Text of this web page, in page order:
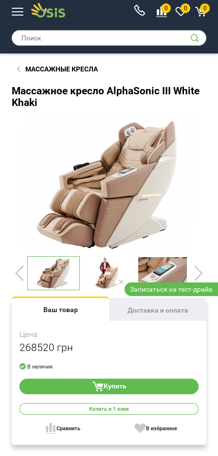
0 0 0
МАССАЖНЫЕ КРЕСЛА
Массажное кресло AlphaSonic III White
Khaki
Ваш товар Доставка и оплата
Цена:
268520 грн
В наличии
Купить
Купить в 1 клик
Сравнить В избранное
Записаться на тест-драйв